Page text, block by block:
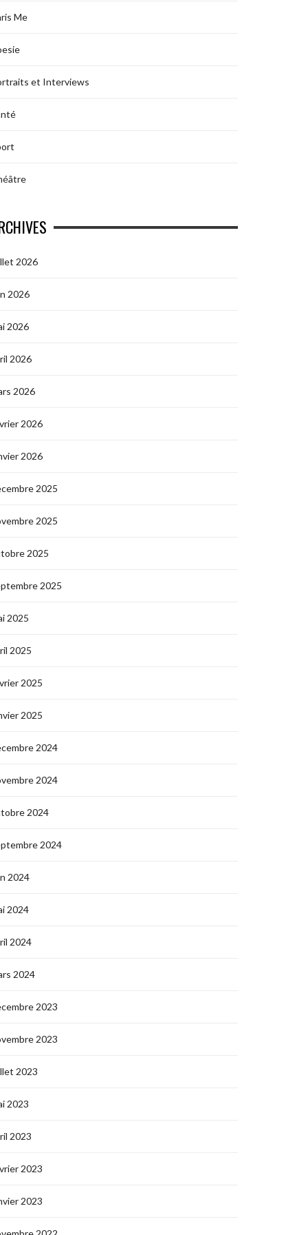
Me
et Interviews
2026
2026
2026
2026
2026
2026
2026
2025
2025
2025
2025
2025
2025
2025
2025
2024
2024
2024
2024
2024
2024
2024
2024
2023
2023
2023
2023
2023
2023
2023